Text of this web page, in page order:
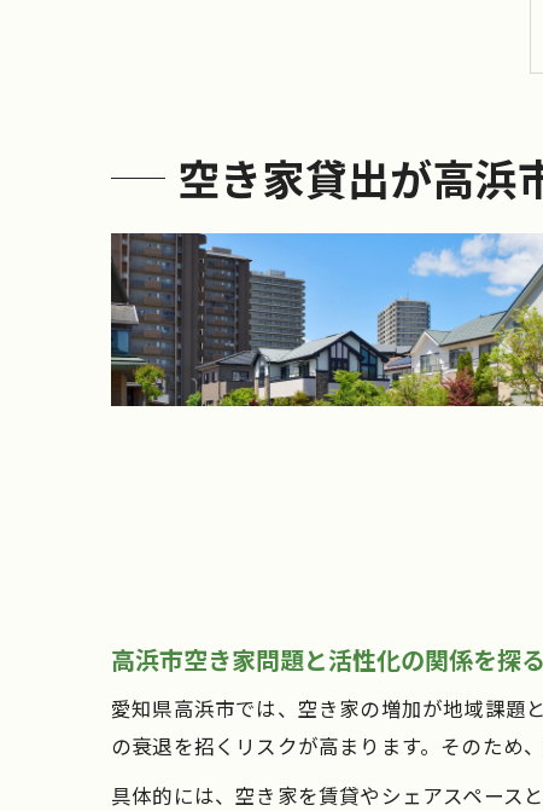
空き家貸出が高浜
高浜市空き家問題と活性化の関係を探る
愛知県高浜市では、空き家の増加が地域課題
の衰退を招くリスクが高まります。そのため
具体的には、空き家を賃貸やシェアスペース